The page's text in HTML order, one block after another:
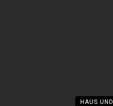
HAUS